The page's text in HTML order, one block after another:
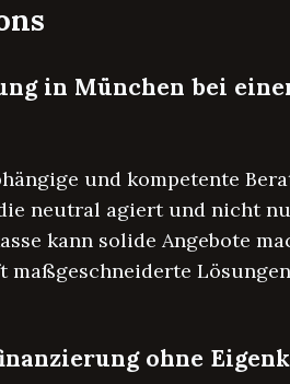
in München bei
und kompetente
neutral agiert und nicht
kann solide Angebote
ohne